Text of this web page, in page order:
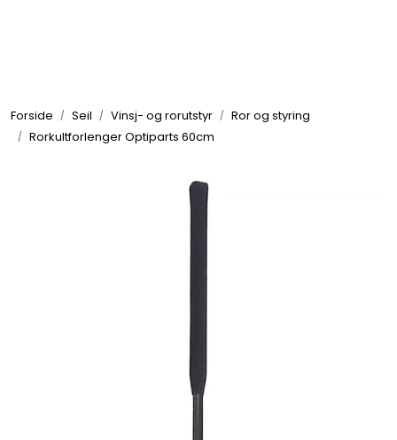
Forside Seil Vinsj- og rorutstyr
Ror og styring
Rorkultforlenger Optiparts 60cm
Elektrisk